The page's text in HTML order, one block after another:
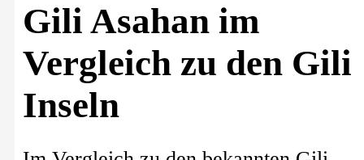
Gili Asahan im
Vergleich zu den Gili
Inseln